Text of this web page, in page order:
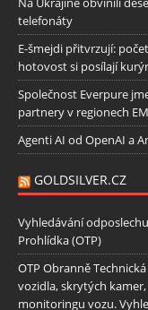
telefonáty
E-šmejdi přitvrzují:
hotovost si posílají
Společnost Everpure
partnery v regionech
Agenti AI od OpenAI a
GOLDSILVER.CZ
Vyhledávání
Prohlídka (OTP)
OTP Obranně
vozidla, skrytých
monitoringu vozu.